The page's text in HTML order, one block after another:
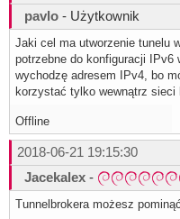
pavlo - Użytkownik
Jaki cel ma utworzenie tunelu
potrzebne do konfiguracji
wychodzę adresem IPv4, bo
korzystać tylko wewnątrz
Offline
2018-06-21 19:15:30
Jacekalex -
Tunnelbrokera możesz